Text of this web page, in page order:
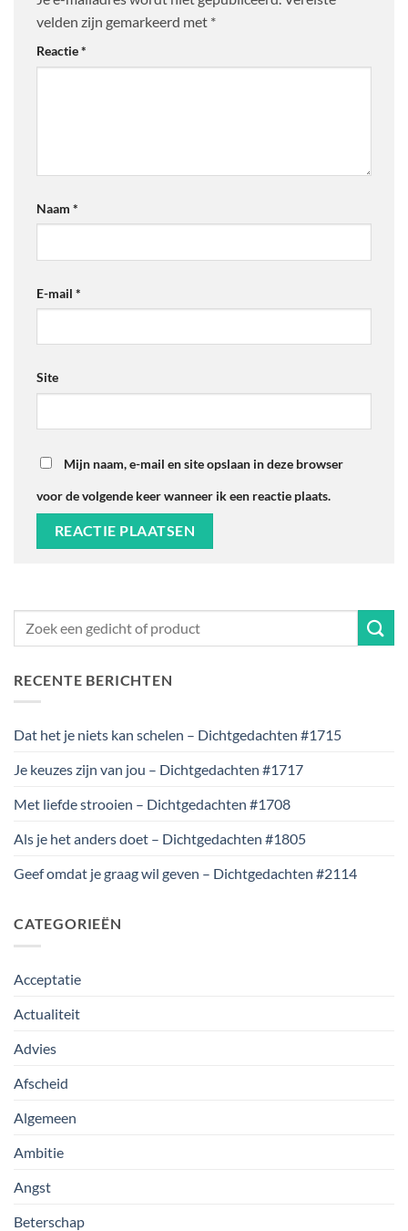
velden zijn gemarkeerd met *
Reactie*
Naam *
E-mail *
Site
Mijn naam, e-mail en site opslaan in deze browser
voor de volgende keer wanneer ik een reactie plaats.
RECENTE BERICHTEN
Dat het je niets kan schelen – Dichtgedachten #1715
Je keuzes zijn van jou – Dichtgedachten #1717
Met liefde strooien – Dichtgedachten #1708
Als je het anders doet – Dichtgedachten #1805
Geef omdat je graag wil geven – Dichtgedachten #2114
CATEGORIEËN
Acceptatie
Actualiteit
Advies
Afscheid
Algemeen
Ambitie
Angst
Beterschap